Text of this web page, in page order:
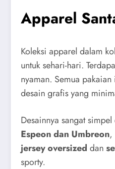
Apparel
Koleksi apparel dalam
untuk sehari-hari.
nyaman. Semua
desain grafis yang
Desainnya sangat
Espeon dan Umbreon,
jersey oversized dan
sporty.